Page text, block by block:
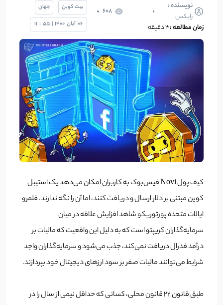
نویسنده :
رابکس
608
زمان مطالعه :۳ دقیقه
بیت کوین
جهان
06 آبان 1400
|
55
:
11
کیف پول Novi فیس‌بوک به کاربران امکان می‌دهد یک استیبل
کوین مبتنی بر دلار ارسال و دریافت کنند، اما آن را نگه ندارند. قلمرو
ایالات متحده پورتوریکو شاهد افزایش علاقه در میان
سرمایه‌گذاران کریپتو است که به دلیل این واقعیت که مالیات بر
درآمد فدرال دریافت نمی‌کند، جذب می‌شود و سرمایه‌گذاران واجد
شرایط می‌توانند مالیات صفر بر سود ارزهای دیجیتال خود بپردازند.
طبق قانون 22 قانون محلی، کسانی که حداقل نیمی از سال را در